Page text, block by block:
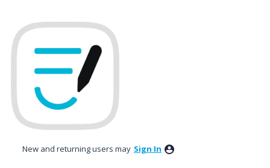
to
content
New and returning users may Sign In